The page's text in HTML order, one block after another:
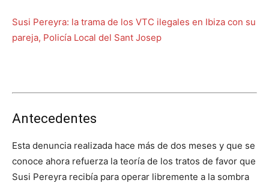
Susi Pereyra: la trama de los VTC ilegales en Ibiza con su
pareja, Policía Local del Sant Josep
Antecedentes
Esta denuncia realizada hace más de dos meses y que se
conoce ahora refuerza la teoría de los tratos de favor que
Susi Pereyra recibía para operar libremente a la sombra